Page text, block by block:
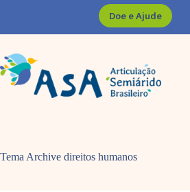
Doe e Ajude
Tema Archive direitos humanos